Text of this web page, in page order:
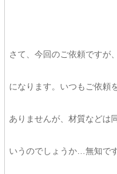
さて、今回のご依頼ですが
になります。いつもご依頼
ありませんが、材質などは
いうのでしょうか…無知で